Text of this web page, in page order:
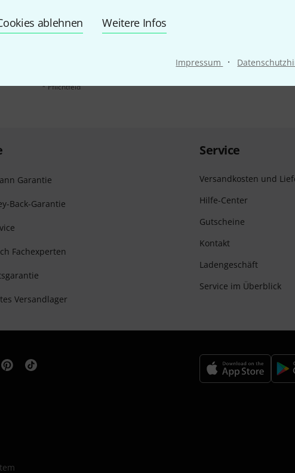
ablehnen Weitere Infos
Impressum ·
Glück
Mit Klick auf „Jetzt anmelden“ stimmen Sie dem Erhalt von E-Mail-
Nutzungsverhaltens zu. Die Abmeldung ist jederzeit möglich. Weitere
* Pflichtfeld
Garantie
Back-Garantie
Fachexperten
Versandlager
Service
Versandkosten und
Hilfe-Center
Gutscheine
Kontakt
Ladengeschäft
Service im Überblick